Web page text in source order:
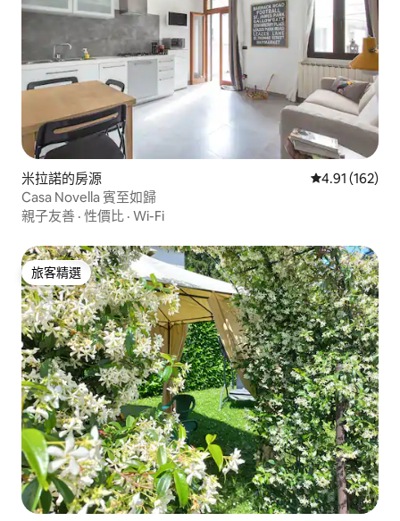
米拉諾的房源 從 162 則評價
4.91 (162)
Casa Novella 賓至如歸
親子友善 · 性價比 · Wi-Fi
旅客精選
旅客精選